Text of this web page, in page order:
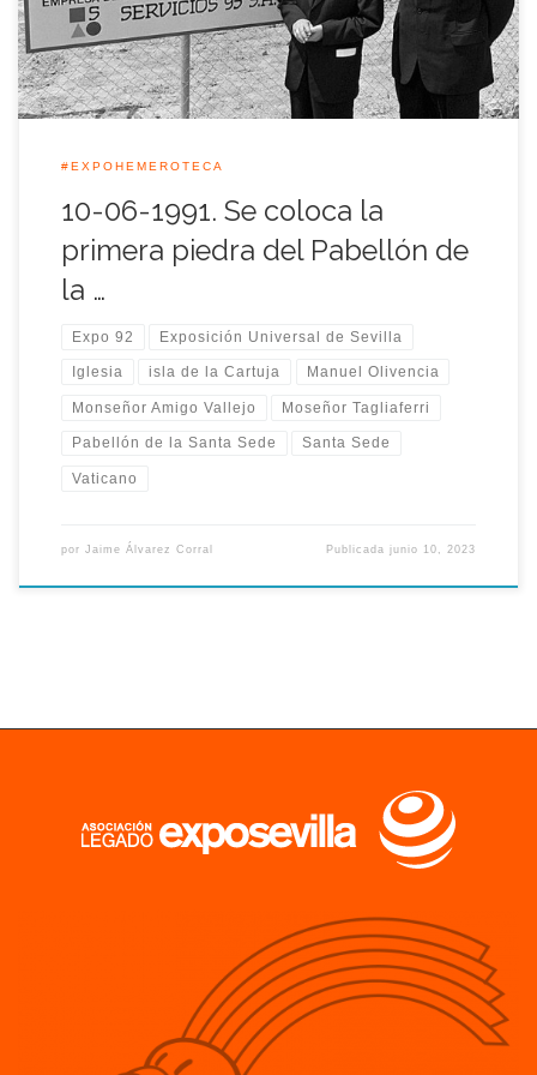
colocación […]
#EXPOHEMEROTECA
10-06-1991. Se coloca la
primera piedra del Pabellón de
la …
Expo 92 Exposición Universal de Sevilla
Iglesia isla de la Cartuja Manuel Olivencia
Monseñor Amigo Vallejo Moseñor Tagliaferri
Pabellón de la Santa Sede Santa Sede
Vaticano
por Jaime Álvarez Corral Publicadajunio 10, 2023